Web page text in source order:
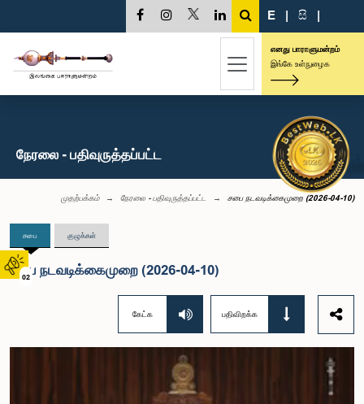
02
E | සි |
எனது பாராளுமன்றம்
இங்கே உள்நுழைக
நேரலை - பதிவுருத்தப்பட்ட
முதற்பக்கம் நேரலை - பதிவுருத்தப்பட்ட சபை நடவடிக்கைமுறை (2026-04-10)
சபை குழுக்கள்
சபை நடவடிக்கைமுறை (2026-04-10)
கேட்க பதிவிறக்க